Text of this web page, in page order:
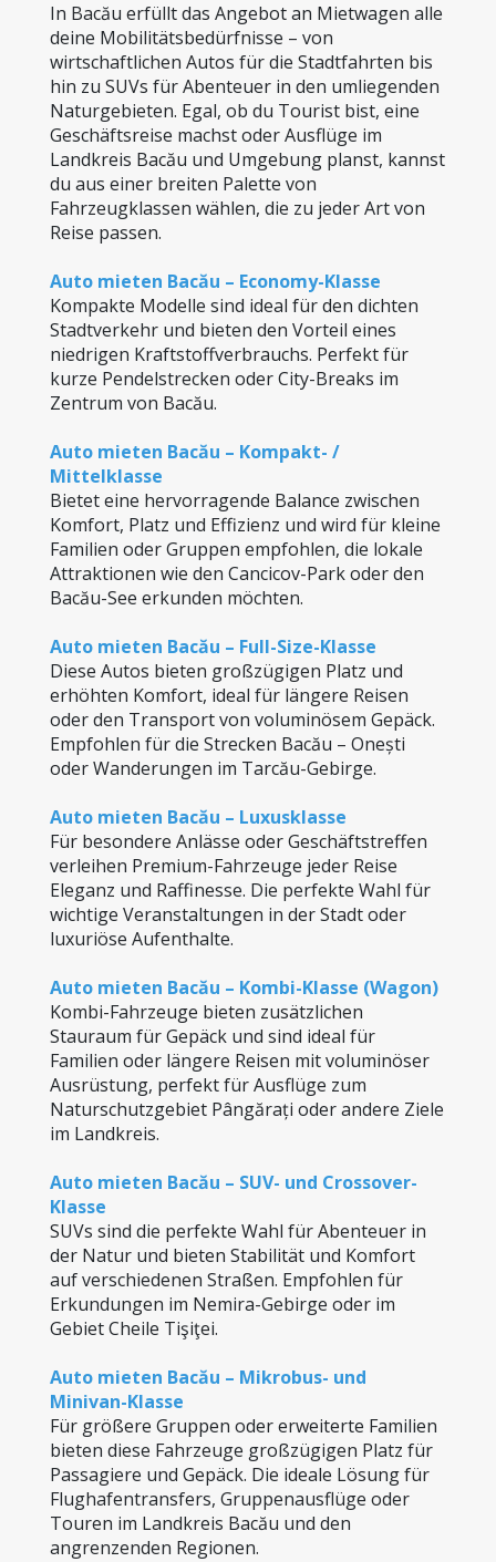
In Bacău erfüllt das Angebot an Mietwagen alle
deine Mobilitätsbedürfnisse – von
wirtschaftlichen Autos für die Stadtfahrten bis
hin zu SUVs für Abenteuer in den umliegenden
Naturgebieten. Egal, ob du Tourist bist, eine
Geschäftsreise machst oder Ausflüge im
Landkreis Bacău und Umgebung planst, kannst
du aus einer breiten Palette von
Fahrzeugklassen wählen, die zu jeder Art von
Reise passen.
Auto mieten Bacău – Economy-Klasse
Kompakte Modelle sind ideal für den dichten
Stadtverkehr und bieten den Vorteil eines
niedrigen Kraftstoffverbrauchs. Perfekt für
kurze Pendelstrecken oder City-Breaks im
Zentrum von Bacău.
Auto mieten Bacău – Kompakt- /
Mittelklasse
Bietet eine hervorragende Balance zwischen
Komfort, Platz und Effizienz und wird für kleine
Familien oder Gruppen empfohlen, die lokale
Attraktionen wie den Cancicov-Park oder den
Bacău-See erkunden möchten.
Auto mieten Bacău – Full-Size-Klasse
Diese Autos bieten großzügigen Platz und
erhöhten Komfort, ideal für längere Reisen
oder den Transport von voluminösem Gepäck.
Empfohlen für die Strecken Bacău – Onești
oder Wanderungen im Tarcău-Gebirge.
Auto mieten Bacău – Luxusklasse
Für besondere Anlässe oder Geschäftstreffen
verleihen Premium-Fahrzeuge jeder Reise
Eleganz und Raffinesse. Die perfekte Wahl für
wichtige Veranstaltungen in der Stadt oder
luxuriöse Aufenthalte.
Auto mieten Bacău – Kombi-Klasse (Wagon)
Kombi-Fahrzeuge bieten zusätzlichen
Stauraum für Gepäck und sind ideal für
Familien oder längere Reisen mit voluminöser
Ausrüstung, perfekt für Ausflüge zum
Naturschutzgebiet Pângărați oder andere Ziele
im Landkreis.
Auto mieten Bacău – SUV- und Crossover-
Klasse
SUVs sind die perfekte Wahl für Abenteuer in
der Natur und bieten Stabilität und Komfort
auf verschiedenen Straßen. Empfohlen für
Erkundungen im Nemira-Gebirge oder im
Gebiet Cheile Tişiţei.
Auto mieten Bacău – Mikrobus- und
Minivan-Klasse
Für größere Gruppen oder erweiterte Familien
bieten diese Fahrzeuge großzügigen Platz für
Passagiere und Gepäck. Die ideale Lösung für
Flughafentransfers, Gruppenausflüge oder
Touren im Landkreis Bacău und den
angrenzenden Regionen.